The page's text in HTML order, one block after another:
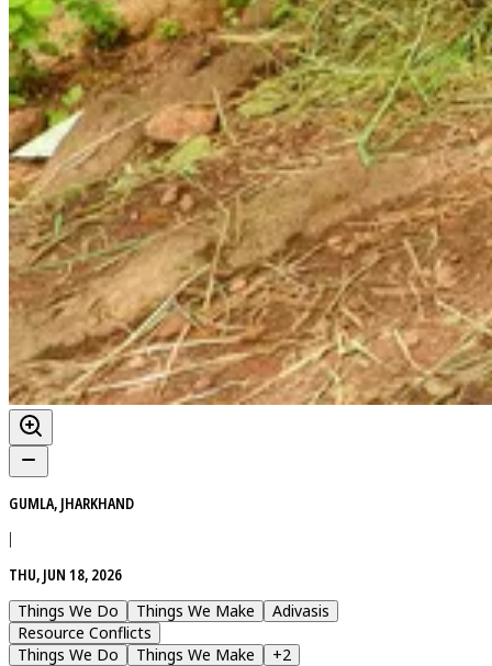
GUMLA, JHARKHAND
|
THU, JUN 18, 2026
Things We Do
Things We Make
Adivasis
Resource Conflicts
Things We Do
Things We Make +2